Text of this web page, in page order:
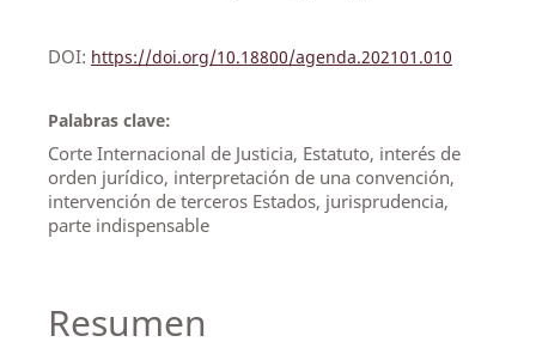
DOI: https://doi.org/10.18800/agenda.202101.010
Palabras clave:
Corte Internacional de Justicia, Estatuto, interés de
orden jurídico, interpretación de una convención,
intervención de terceros Estados, jurisprudencia,
parte indispensable
Resumen